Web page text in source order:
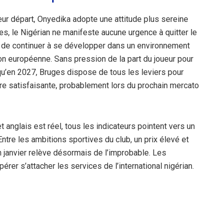
départ, Onyedika adopte une attitude plus sereine
le Nigérian ne manifeste aucune urgence à quitter le
continuer à se développer dans un environnement
européenne. Sans pression de la part du joueur pour
2027, Bruges dispose de tous les leviers pour
satisfaisante, probablement lors du prochain mercato
anglais est réel, tous les indicateurs pointent vers un
les ambitions sportives du club, un prix élevé et
janvier relève désormais de l’improbable. Les
s’attacher les services de l’international nigérian.